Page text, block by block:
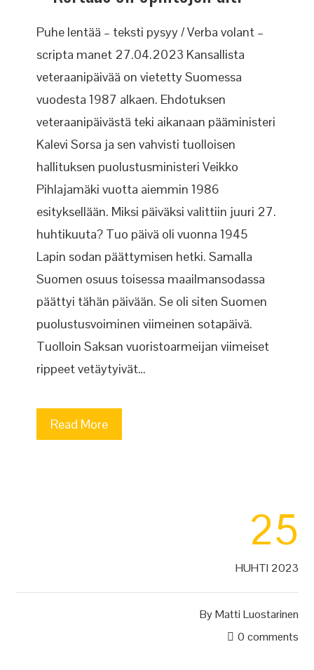
Puhe lentää – teksti pysyy / Verba volant –
scripta manet 27.04.2023 Kansallista
veteraanipäivää on vietetty Suomessa
vuodesta 1987 alkaen. Ehdotuksen
veteraanipäivästä teki aikanaan pääministeri
Kalevi Sorsa ja sen vahvisti tuolloisen
hallituksen puolustusministeri Veikko
Pihlajamäki vuotta aiemmin 1986
esityksellään. Miksi päiväksi valittiin juuri 27.
huhtikuuta? Tuo päivä oli vuonna 1945
Lapin sodan päättymisen hetki. Samalla
Suomen osuus toisessa maailmansodassa
päättyi tähän päivään. Se oli siten Suomen
puolustusvoiminen viimeinen sotapäivä.
Tuolloin Saksan vuoristoarmeijan viimeiset
rippeet vetäytyivät…
Read More
25
HUHTI 2023
ByMatti Luostarinen
0 comments